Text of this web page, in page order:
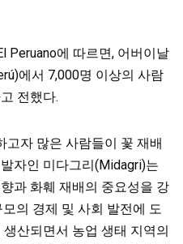
Peruano에 따르면, 어버이날
에서 7,000명 이상의 사람
전했다.
자 많은 사람들이 꽃 재배
자인 미다그리(Midagri)는
과 화훼 재배의 중요성을 강
의 경제 및 사회 발전에 도
산되면서 농업 생태 지역의